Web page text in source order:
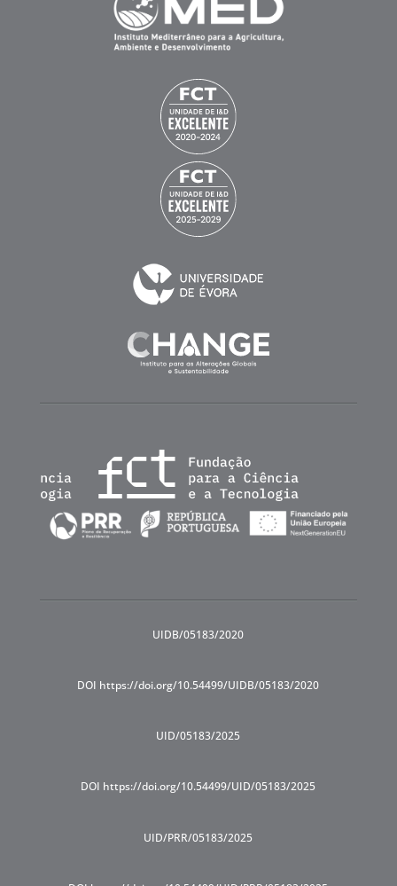
UIDB/05183/2020
DOI https://doi.org/10.54499/UIDB/05183/2020
UID/05183/2025
DOI https://doi.org/10.54499/UID/05183/2025
UID/PRR/05183/2025